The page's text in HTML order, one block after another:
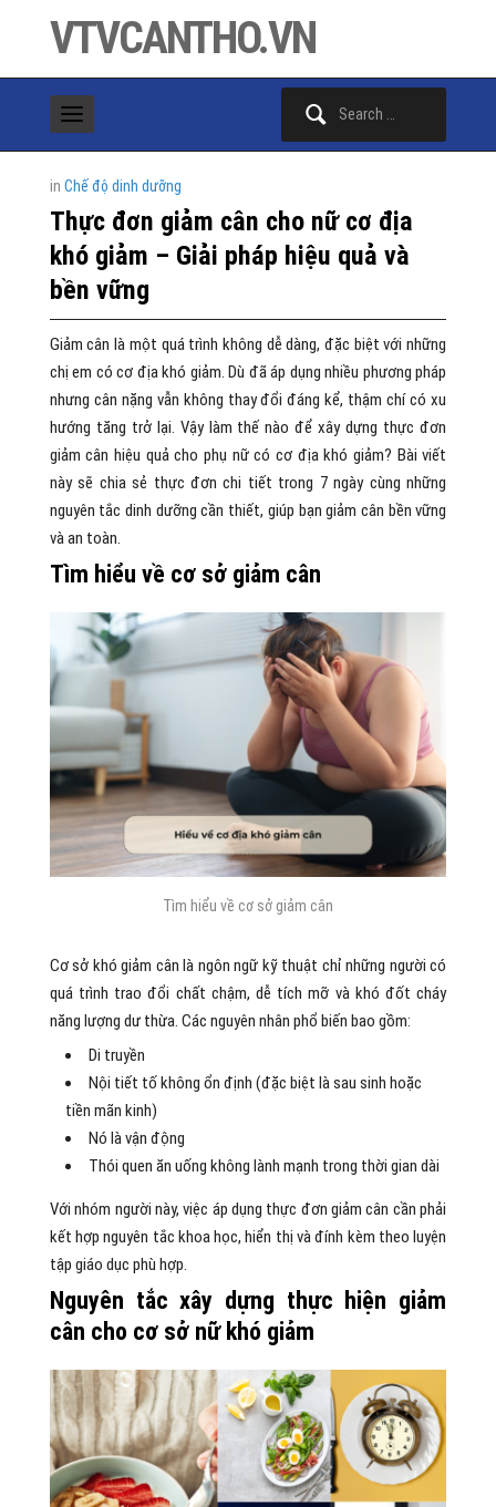
VTVCANTHO.VN
in Chế độ dinh dưỡng
Thực đơn giảm cân cho nữ cơ địa
khó giảm – Giải pháp hiệu quả và
bền vững
Giảm cân là một quá trình không dễ dàng, đặc biệt với những
chị em có cơ địa khó giảm. Dù đã áp dụng nhiều phương pháp
nhưng cân nặng vẫn không thay đổi đáng kể, thậm chí có xu
hướng tăng trở lại. Vậy làm thế nào để xây dựng thực đơn
giảm cân hiệu quả cho phụ nữ có cơ địa khó giảm? Bài viết
này sẽ chia sẻ thực đơn chi tiết trong 7 ngày cùng những
nguyên tắc dinh dưỡng cần thiết, giúp bạn giảm cân bền vững
và an toàn.
Tìm hiểu về cơ sở giảm cân
Tìm hiểu về cơ sở giảm cân
Cơ sở khó giảm cân là ngôn ngữ kỹ thuật chỉ những người có
quá trình trao đổi chất chậm, dễ tích mỡ và khó đốt cháy
năng lượng dư thừa. Các nguyên nhân phổ biến bao gồm:
Di truyền
Nội tiết tố không ổn định (đặc biệt là sau sinh hoặc
tiền mãn kinh)
Nó là vận động
Thói quen ăn uống không lành mạnh trong thời gian dài
Với nhóm người này, việc áp dụng thực đơn giảm cân cần phải
kết hợp nguyên tắc khoa học, hiển thị và đính kèm theo luyện
tập giáo dục phù hợp.
Nguyên tắc xây dựng thực hiện giảm
cân cho cơ sở nữ khó giảm